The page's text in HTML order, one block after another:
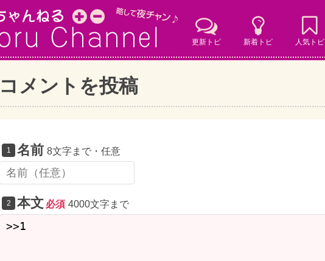
コメントを投稿
名前 8文字まで・任意
本文 必須 4000文字まで
更新トピ 新着トピ 人気トピ